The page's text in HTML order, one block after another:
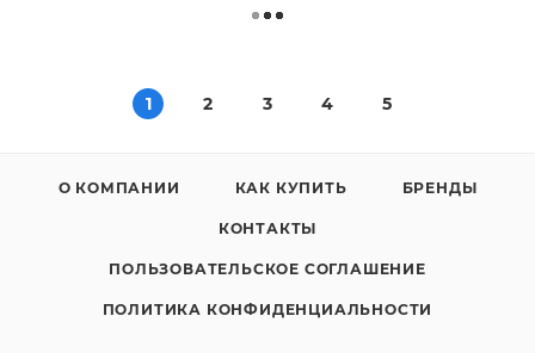
1 2 3 4 5
О КОМПАНИИ КАК КУПИТЬ БРЕНДЫ
КОНТАКТЫ
ПОЛЬЗОВАТЕЛЬСКОЕ СОГЛАШЕНИЕ
ПОЛИТИКА КОНФИДЕНЦИАЛЬНОСТИ